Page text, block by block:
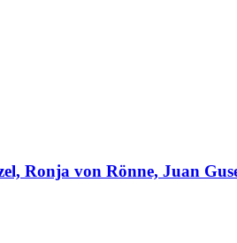
Ronja von Rönne, Juan